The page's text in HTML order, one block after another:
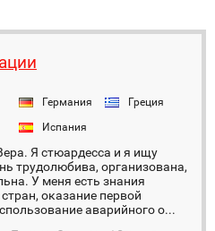
Германия
Греция
Испания
Я стюардесса и я ищу
трудолюбива, организована,
У меня есть знания
оказание первой
аварийного о...